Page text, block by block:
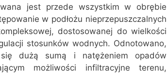
jest przede wszystkim w obrębie
w podłożu nieprzepuszczalnych
dostosowanej do wielkości
stosunków wodnych. Odnotowano,
się dużą sumą i natężeniem opadów
możliwości infiltracyjne terenu,